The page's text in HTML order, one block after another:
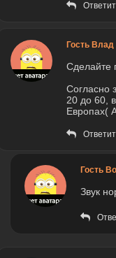
Гость Влад
Сделайте
Согласно
20 до 60,
Европах(
Гость
Звук